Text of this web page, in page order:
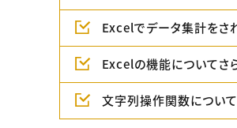
Excelでデータ集計をさ
Excelの機能についてさ
文字列操作関数につい